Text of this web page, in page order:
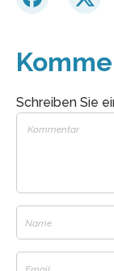
Schreiben Sie